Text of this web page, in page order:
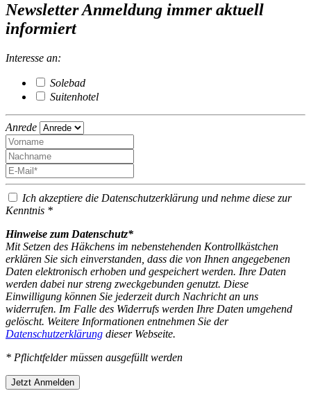
Newsletter Anmeldung immer aktuell
informiert
Interesse an:
Solebad
Suitenhotel
Anrede
Ich akzeptiere die Datenschutzerklärung und nehme diese zur
Kenntnis *
Hinweise zum Datenschutz*
Mit Setzen des Häkchens im nebenstehenden Kontrollkästchen
erklären Sie sich einverstanden, dass die von Ihnen angegebenen
Daten elektronisch erhoben und gespeichert werden. Ihre Daten
werden dabei nur streng zweckgebunden genutzt. Diese
Einwilligung können Sie jederzeit durch Nachricht an uns
widerrufen. Im Falle des Widerrufs werden Ihre Daten umgehend
gelöscht. Weitere Informationen entnehmen Sie der
Datenschutzerklärung dieser Webseite.
* Pflichtfelder müssen ausgefüllt werden
Jetzt Anmelden